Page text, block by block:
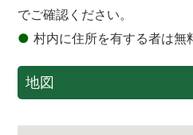
でご確認ください。
● 村内に住所を有する者は無
地図